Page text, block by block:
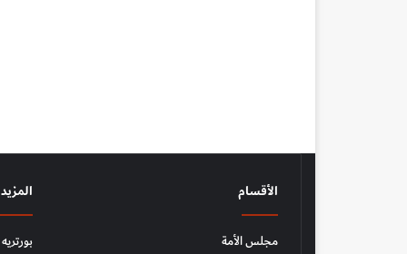
الأقسام
مجلس الأمة
المزيد
بورتريه